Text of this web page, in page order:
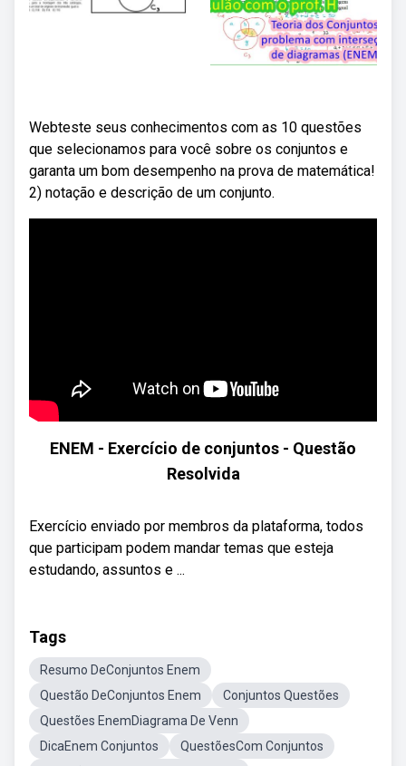
Webteste seus conhecimentos com as 10 questões
que selecionamos para você sobre os conjuntos e
garanta um bom desempenho na prova de matemática!
2) notação e descrição de um conjunto.
ENEM - Exercício de conjuntos - Questão
Resolvida
Exercício enviado por membros da plataforma, todos
que participam podem mandar temas que esteja
estudando, assuntos e ...
Tags
Resumo DeConjuntos Enem
Questão DeConjuntos Enem
Conjuntos Questões
Questões EnemDiagrama De Venn
DicaEnem Conjuntos
QuestõesCom Conjuntos